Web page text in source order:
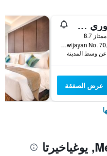
جراند بوري سارون يوجياكارتا
ممتاز 8.7
Jl. Sosrowijayan No. 70, Malioboro, يوغياخيرتا, إندونيسيا
عرض الصفقة